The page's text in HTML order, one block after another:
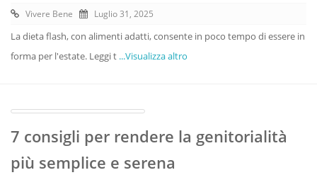
Vivere Bene Luglio 31, 2025
La dieta flash, con alimenti adatti, consente in poco tempo di essere in
forma per l'estate. Leggi t ...Visualizza altro
7 consigli per rendere la genitorialità
più semplice e serena